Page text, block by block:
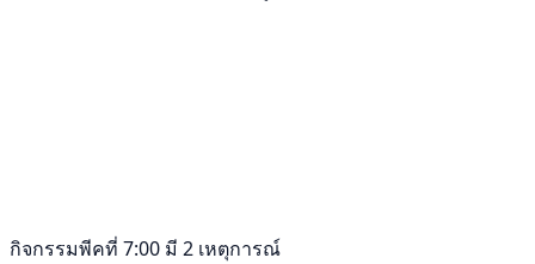
กิจกรรมพีคที่ 7:00 มี 2 เหตุการณ์